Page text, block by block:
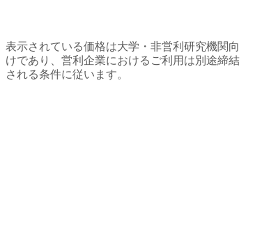
表示されている価格は大学・非営利研究機関向
けであり、営利企業におけるご利用は別途締結
される条件に従います。